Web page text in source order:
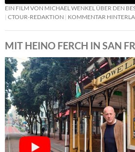
EIN FILM VON MICHAEL WENKEL ÜBER DEN
CTOUR-REDAKTION
KOMMENTAR
MIT HEINO FERCH IN SAN